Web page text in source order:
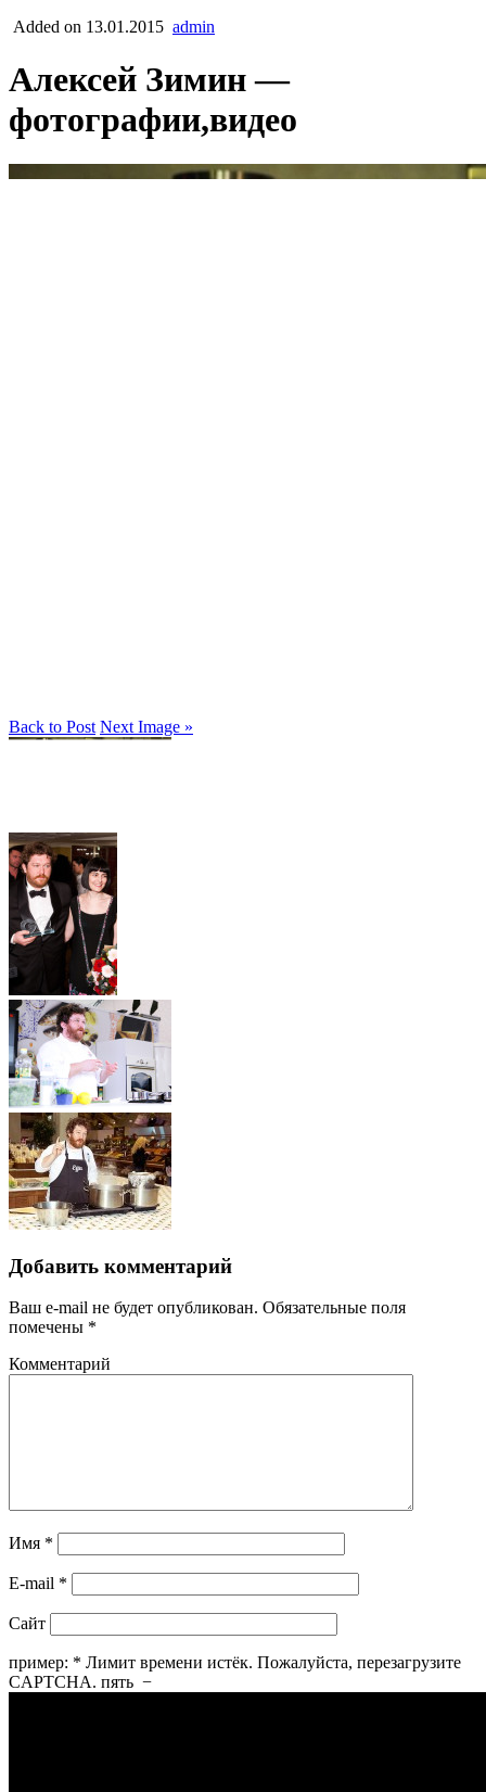
Added on 13.01.2015 admin
Алексей Зимин —
фотографии,видео
Back to Post Next Image »
Добавить комментарий
Ваш e-mail не будет опубликован. Обязательные поля
помечены *
Комментарий
Имя *
E-mail *
Сайт
пример: * Лимит времени истёк. Пожалуйста, перезагрузите
CAPTCHA. пять −